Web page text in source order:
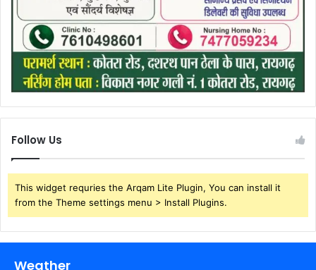
Follow Us
This widget requries the Arqam Lite Plugin, You can install it
from the Theme settings menu > Install Plugins.
Weather